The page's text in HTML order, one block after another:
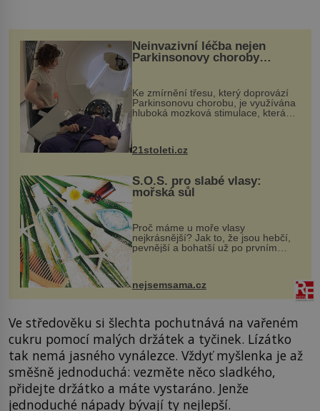
Neinvazivní léčba nejen
Parkinsonovy choroby
Ke zmírnění třesu, který doprovází
Parkinsonovu chorobu, je využívána
hluboká mozková stimulace, která
však vyžaduje vysoce invazivní
zákrok. Ultrazvuk zase není vhodný
k dostatečně přesnému zacílení ...
21stoleti.cz
S.O.S. pro slabé vlasy:
mořská sůl
Proč máme u moře vlasy
nejkrásnější? Jak to, že jsou hebčí,
pevnější a bohatší už po prvním
vlasy. ...
nejsemsama.cz
Ve středověku si šlechta pochutnává na vařeném
cukru pomocí malých držátek a tyčinek. Lízátko
tak nemá jasného vynálezce. Vždyť myšlenka je až
směšně jednoduchá: vezměte něco sladkého,
přidejte držátko a máte vystaráno. Jenže
jednoduché nápady bývají ty nejlepší.